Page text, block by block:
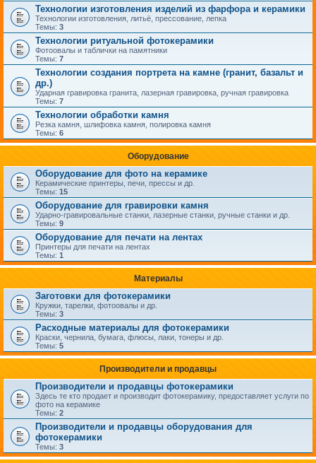
Технологии изготовления изделий из фарфора и керамики
Технологии изготовления, литьё, прессование, лепка
Темы: 3
Технологии ритуальной фотокерамики
Фотоовалы и таблички на памятники
Темы: 7
Технологии создания портрета на камне (гранит, базальт и
др.)
Ударная гравировка гранита, лазерная гравировка, ручная гравировка
Темы: 7
Технологии обработки камня
Резка камня, шлифовка камня, полировка камня
Темы: 6
Оборудование
Оборудование для фото на керамике
Керамические принтеры, печи, прессы и др.
Темы: 15
Оборудование для гравировки камня
Ударно-гравировальные станки, лазерные станки, ручные станки и др.
Темы: 9
Оборудование для печати на лентах
Принтеры для печати на лентах
Темы: 1
Материалы
Заготовки для фотокерамики
Кружки, тарелки, фотоовалы и др.
Темы: 3
Расходные материалы для фотокерамики
Краски, чернила, бумага, флюсы, лаки, тонеры и др.
Темы: 5
Производители и продавцы
Производители и продавцы фотокерамики
Здесь те кто продает и производит фотокерамику, предоставляет услуги по
фото на керамике
Темы: 2
Производители и продавцы оборудования для
фотокерамики
Темы: 3